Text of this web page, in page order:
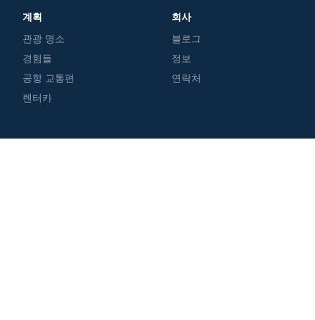
계획
관광 명소
경험들
공항 교통편
렌터카
회사
블로그
정보
연락처